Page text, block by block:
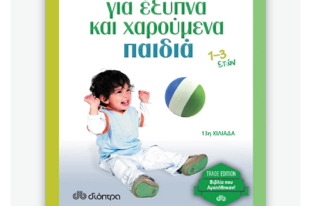
Καθρέφτης
Sebastian Fitzek
Playlist